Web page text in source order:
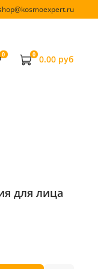
0 0 0.00 руб
для лица